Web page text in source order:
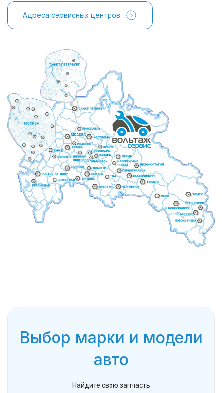
Адреса сервисных центров
Выбор марки и модели
авто
Найдите свою запчасть